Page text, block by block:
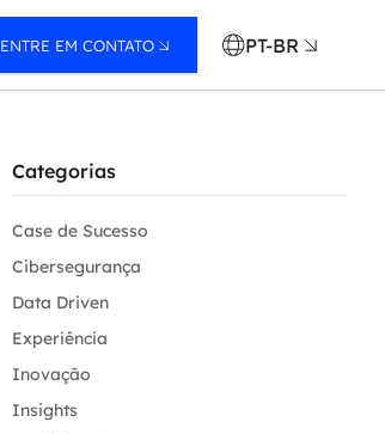
ENTRE EM CONTATO PT-BR
Categorias
Case de Sucesso
Cibersegurança
Data Driven
Experiência
Inovação
Insights